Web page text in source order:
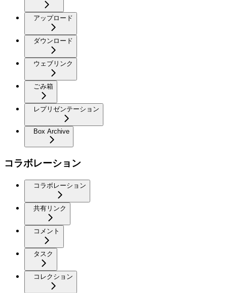
アップロード
ダウンロード
ウェブリンク
ごみ箱
レプリゼンテーション
Box Archive
コラボレーション
コラボレーション
共有リンク
コメント
タスク
コレクション